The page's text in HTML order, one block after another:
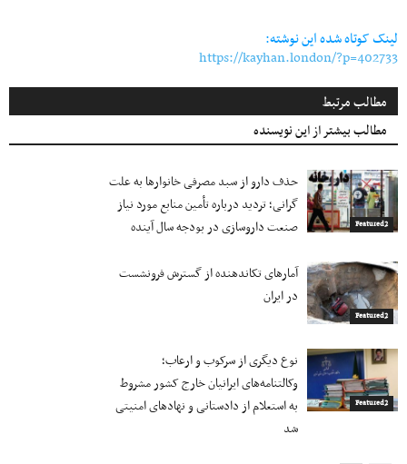
لینک کوتاه شده این نوشته:
https://kayhan.london/?p=402733
مطالب مرتبط
مطالب بیشتر از این نویسنده
Featured2
حذف دارو از سبد مصرفی خانوارها به‌ علت
گرانی؛ تردید درباره تأمین منابع مورد نیاز
صنعت داروسازی در بودجه سال آینده
Featured2
آمارهای تکاندهنده از گسترش فرونشست
در ایران
Featured2
نوع دیگری از سرکوب و ارعاب؛
وکالتنامه‌های ایرانیان خارج کشور مشروط
به استعلام از دادستانی و نهادهای امنیتی
شد